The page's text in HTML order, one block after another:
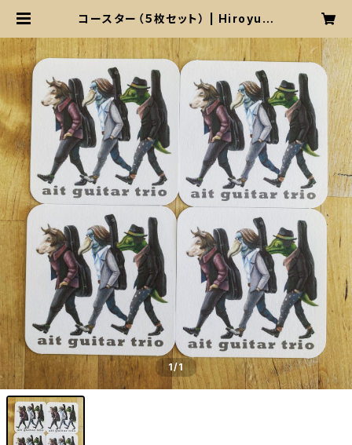
コースター（５枚セット） | Hiroyuki
1/1